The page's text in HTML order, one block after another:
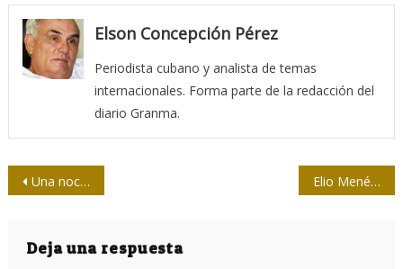
Elson Concepción Pérez
Periodista cubano y analista de temas
internacionales. Forma parte de la redacción del
diario Granma.
Navegación
entradas
Una noche en el jardín Elio Menéndez: “Soñé con hacer un periodismo humano y creo que lo hice”
Deja una respuesta